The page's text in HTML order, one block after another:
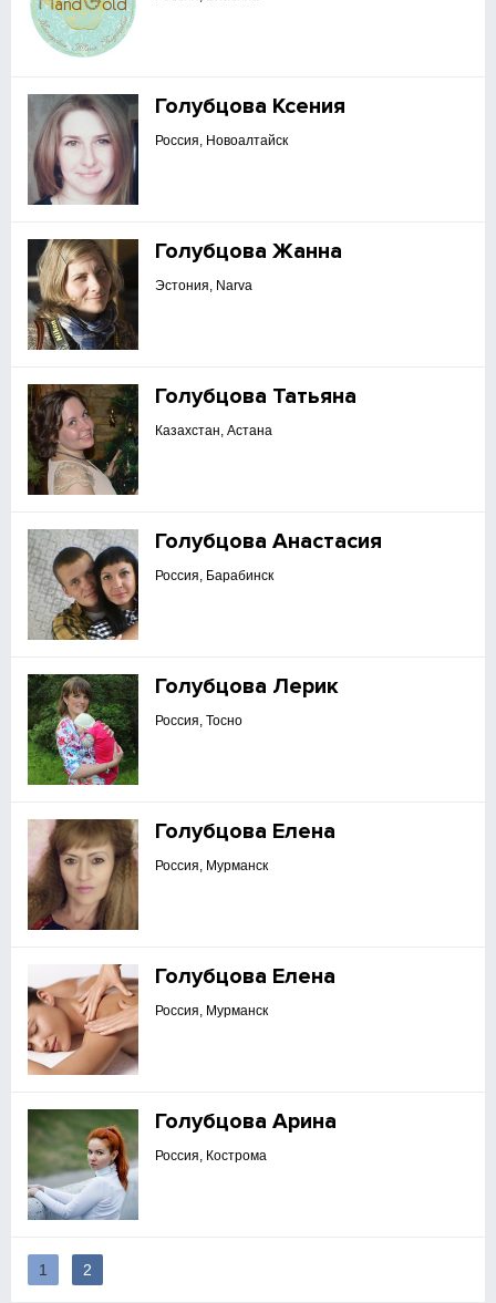
Голубцова Ксения
Россия, Новоалтайск
Голубцова Жанна
Эстония, Narva
Голубцова Татьяна
Казахстан, Астана
Голубцова Анастасия
Россия, Барабинск
Голубцова Лерик
Россия, Тосно
Голубцова Елена
Россия, Мурманск
Голубцова Елена
Россия, Мурманск
Голубцова Арина
Россия, Кострома
1 2